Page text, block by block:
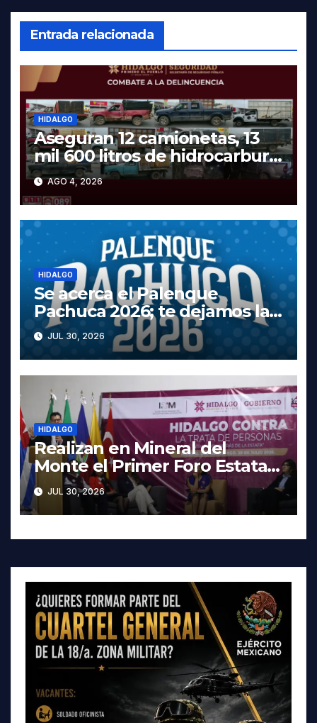
Entrada relacionada
HIDALGO
Aseguran 12 camionetas, 13
mil 600 litros de hidrocarburo
y dos vehículos robados en
Tula
AGO 4, 2026
HIDALGO
Se acerca el Palenque
Pachuca 2026; te dejamos la
cartelera completa, las fechas
y los precios
JUL 30, 2026
HIDALGO
Realizan en Mineral del
Monte el Primer Foro Estatal
contra la Trata de Personas
JUL 30, 2026